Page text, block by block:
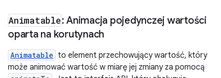
Animatable: Animacja pojedynczej wartości
oparta na korutynach
Animatable to element przechowujący wartość, który
może animować wartość w miarę jej zmiany za pomocą